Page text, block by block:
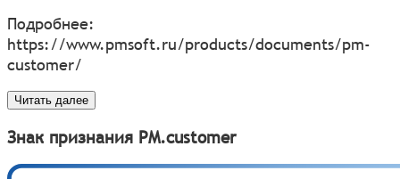
Подробнее:
https://www.pmsoft.ru/products/documents/pm-
customer/
Читать далее
Знак признания PM.customer